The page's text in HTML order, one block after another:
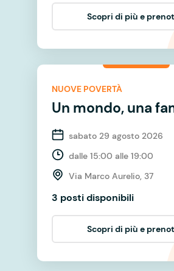
Scopri di più e
NUOVE POVERTÀ
Un mondo, una
sabato 29 agosto 2026
dalle 15:00 alle 19:00
Via Marco Aurelio, 37
3 posti disponibili
Scopri di più e